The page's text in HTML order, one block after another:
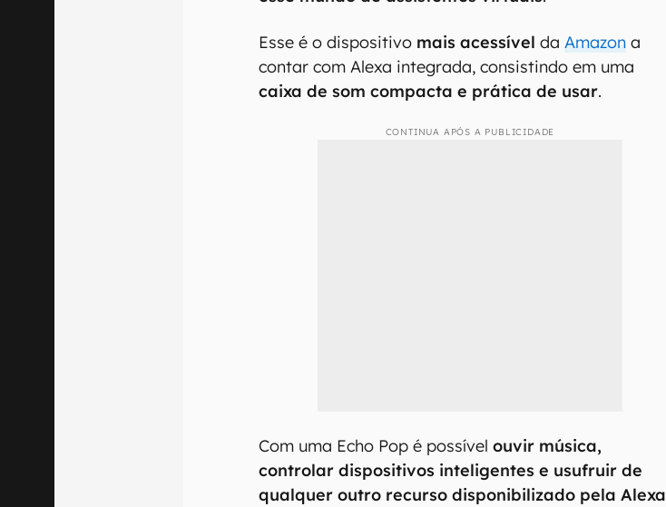
Esse é o dispositivo mais acessível daAmazon a
contar com Alexa integrada, consistindo em uma
caixa de som compacta e prática de usar.
CONTINUA APÓS A PUBLICIDADE
Com uma Echo Pop é possívelouvir música,
controlar dispositivos inteligentes e usufruir de
qualquer outro recurso disponibilizado pela Alexa